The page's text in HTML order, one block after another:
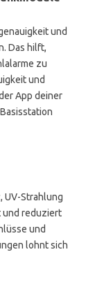
und
Das hilft,
zu
und
App deiner
UV-Strahlung
und reduziert
und
lohnt sich